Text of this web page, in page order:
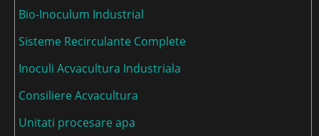
Bio-Inoculum Industrial
Sisteme Recirculante Complete
Inoculi Acvacultura Industriala
Consiliere Acvacultura
Unitati procesare apa